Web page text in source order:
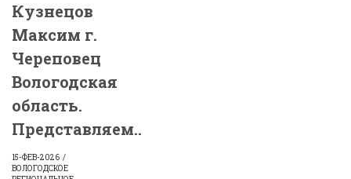
Кузнецов
Максим г.
Череповец
Вологодская
область.
Представляем..
15-ФЕВ-2026
ВОЛОГОДСКОЕ